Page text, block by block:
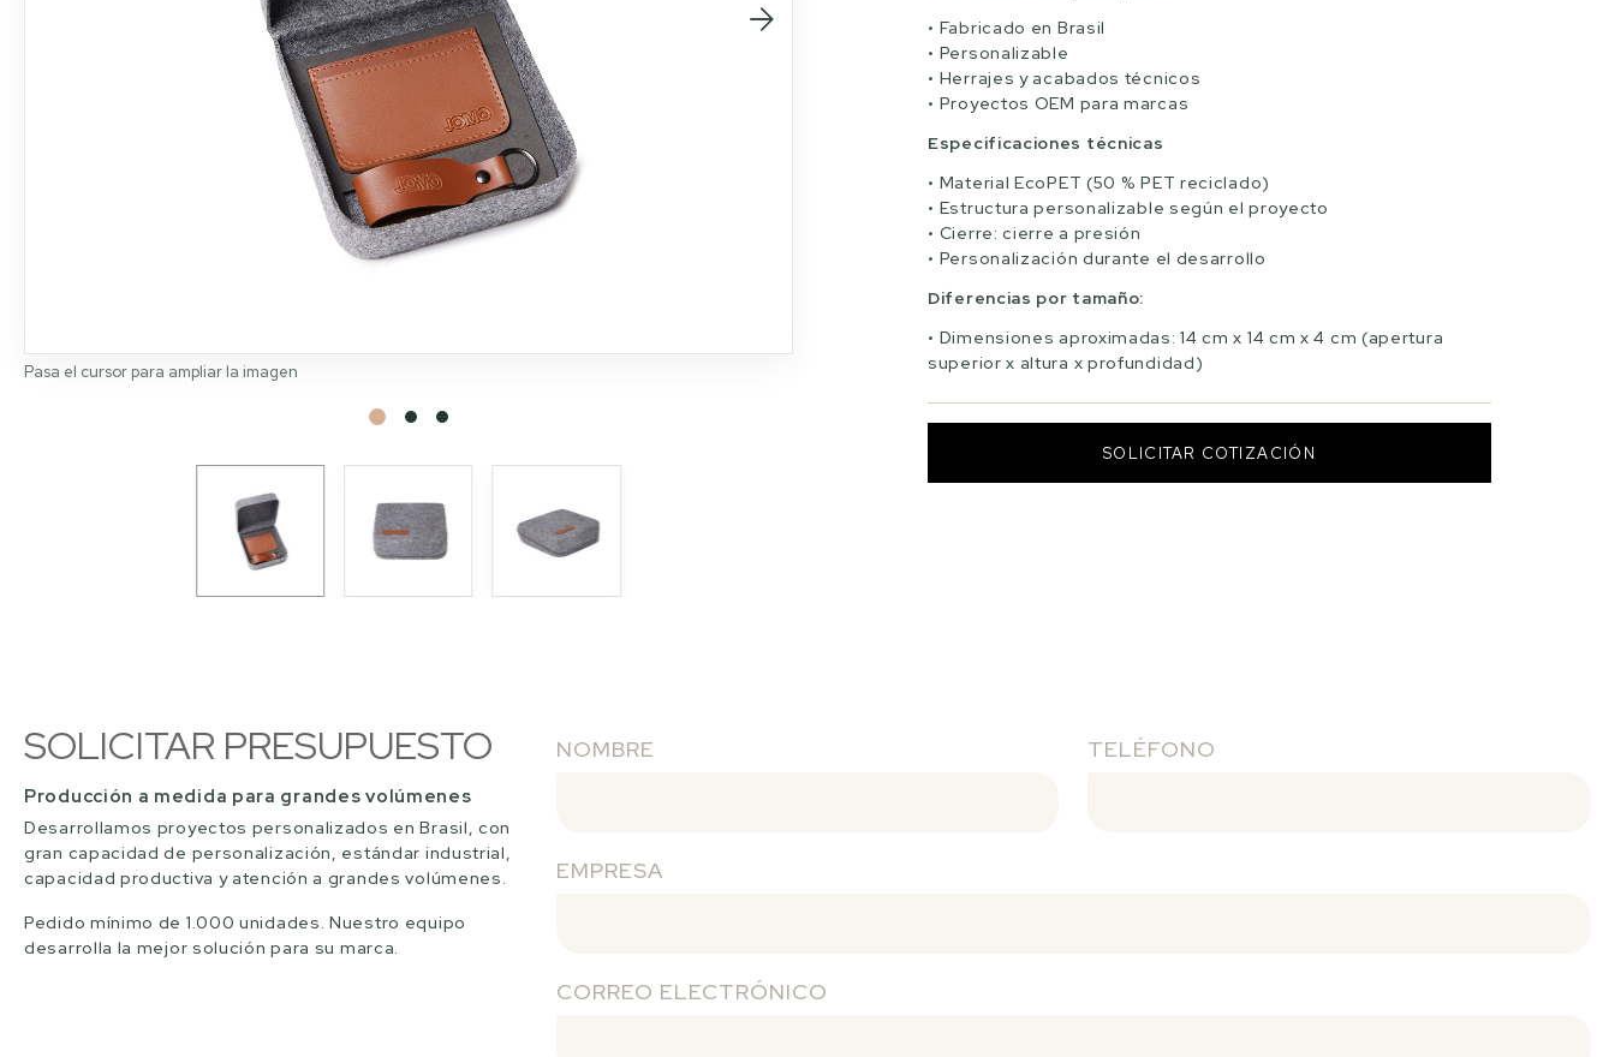
Pasa el cursor para ampliar la imagen
Fabricado en Brasil
Personalizable
Herrajes y acabados técnicos
Proyectos OEM para marcas
Especificaciones técnicas
Material EcoPET (50 % PET reciclado)
Estructura personalizable según el proyecto
Cierre: cierre a presión
Personalización durante el desarrollo
Diferencias por tamaño:
Dimensiones aproximadas: 14 cm x 14 cm x 4 cm (apertura
superior x altura x profundidad)
SOLICITAR COTIZACIÓN
SOLICITAR PRESUPUESTO
Producción a medida para grandes volúmenes
Desarrollamos proyectos personalizados en Brasil, con
gran capacidad de personalización, estándar industrial,
capacidad productiva y atención a grandes volúmenes.
Pedido mínimo de 1.000 unidades. Nuestro equipo
desarrolla la mejor solución para su marca.
NOMBRE TELÉFONO
EMPRESA
CORREO ELECTRÓNICO